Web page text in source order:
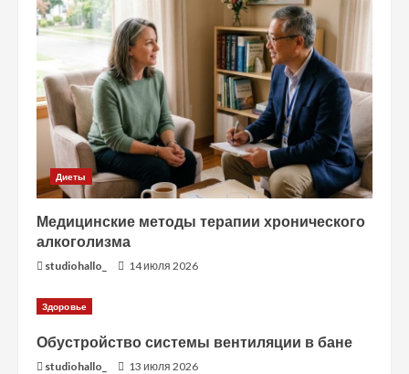
Диеты
Медицинские методы терапии хронического
алкоголизма
studiohallo_ 14 июля 2026
Здоровье
Обустройство системы вентиляции в бане
studiohallo_ 13 июля 2026